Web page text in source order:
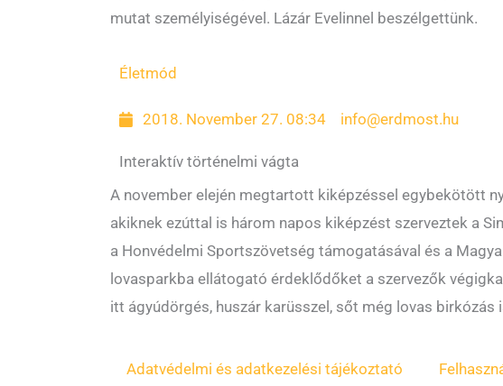
mutat személyiségével. Lázár Evelinnel beszélgettünk.
Életmód
2018. November 27. 08:34 info@erdmost.hu
Interaktív történelmi vágta
A november elején megtartott kiképzéssel egybekötött
akiknek ezúttal is három napos kiképzést szerveztek a
a Honvédelmi Sportszövetség támogatásával és a
lovasparkba ellátogató érdeklődőket a szervezők
itt ágyúdörgés, huszár karüsszel, sőt még lovas birkózás
Adatvédelmi és adatkezelési tájékoztató